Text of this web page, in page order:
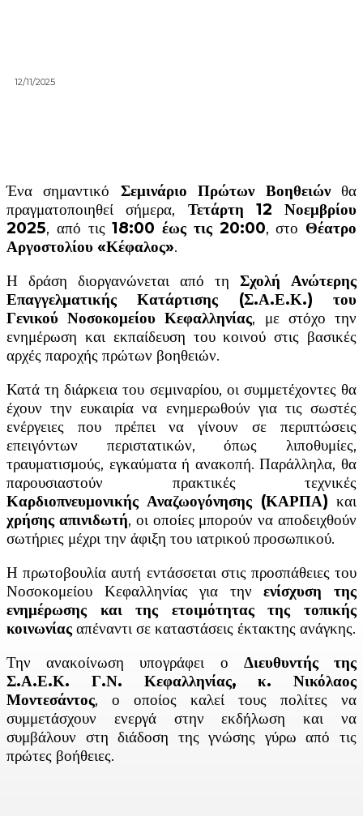
12/11/2025
Ένα σημαντικό Σεμινάριο Πρώτων Βοηθειώνθα
πραγματοποιηθεί σήμερα, Τετάρτη 12 Νοεμβρίου
2025, από τις18:00 έως τις 20:00, στο Θέατρο
Αργοστολίου «Κέφαλος».
Η δράση διοργανώνεται από τη Σχολή Ανώτερης
Επαγγελματικής Κατάρτισης (Σ.Α.Ε.Κ.) του
Γενικού Νοσοκομείου Κεφαλληνίας, με στόχο την
ενημέρωση και εκπαίδευση του κοινού στις βασικές
αρχές παροχής πρώτων βοηθειών.
Κατά τη διάρκεια του σεμιναρίου, οι συμμετέχοντες θα
έχουν την ευκαιρία να ενημερωθούν για τις σωστές
ενέργειες που πρέπει να γίνουν σε περιπτώσεις
επειγόντων περιστατικών, όπως λιποθυμίες,
τραυματισμούς, εγκαύματα ή ανακοπή. Παράλληλα, θα
παρουσιαστούν πρακτικές τεχνικές
Καρδιοπνευμονικής Αναζωογόνησης (ΚΑΡΠΑ) και
χρήσης απινιδωτή, οι οποίες μπορούν να αποδειχθούν
σωτήριες μέχρι την άφιξη του ιατρικού προσωπικού.
Η πρωτοβουλία αυτή εντάσσεται στις προσπάθειες του
Νοσοκομείου Κεφαλληνίας για τηνενίσχυση της
ενημέρωσης και της ετοιμότητας της τοπικής
κοινωνίας απέναντι σε καταστάσεις έκτακτης ανάγκης.
Την ανακοίνωση υπογράφει ο Διευθυντής της
Σ.Α.Ε.Κ. Γ.Ν. Κεφαλληνίας, κ. Νικόλαος
Μοντεσάντος, ο οποίος καλεί τους πολίτες να
συμμετάσχουν ενεργά στην εκδήλωση και να
συμβάλουν στη διάδοση της γνώσης γύρω από τις
πρώτες βοήθειες.